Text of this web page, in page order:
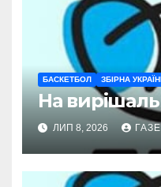
БАСКЕТБОЛ ЗБІРНА
На
ЛИП 8, 2026